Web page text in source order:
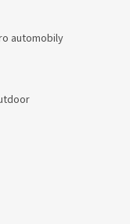
automobily